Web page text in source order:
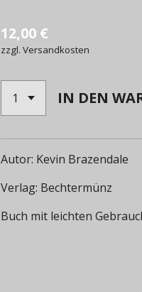
12,00 €
zzgl. Versandkosten
IN DEN
Autor: Kevin Brazendale
Verlag: Bechtermünz
Buch mit leichten